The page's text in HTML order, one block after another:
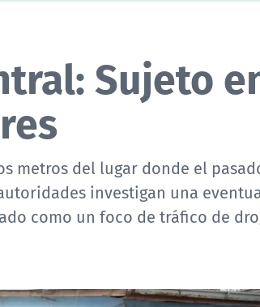
Sujeto
metros del lugar donde el
investigan una
como un foco de tráfico de